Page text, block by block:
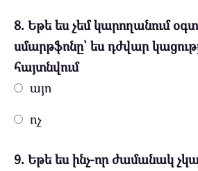
8. Եթե ես չեմ կարողանում
սմարթֆոնը՝ ես դժվար
հայտնվում
այո
ոչ
9. Եթե ես ինչ-որ ժամանակ